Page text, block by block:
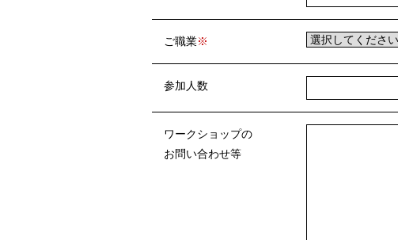
ご職業
参加人数
ワークショップの
お問い合わせ等